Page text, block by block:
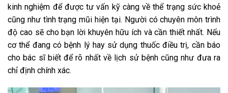
kinh nghiệm để được tư vấn kỹ càng về thể trạng sức khoẻ
cũng như tình trạng mũi hiện tại. Người có chuyên môn trình
độ cao sẽ cho bạn lời khuyên hữu ích và cần thiết nhất. Nếu
cơ thể đang có bệnh lý hay sử dụng thuốc điều trị, cần báo
cho bác sĩ biết để rõ nhất về lịch sử bệnh cũng như đưa ra
chỉ định chính xác.